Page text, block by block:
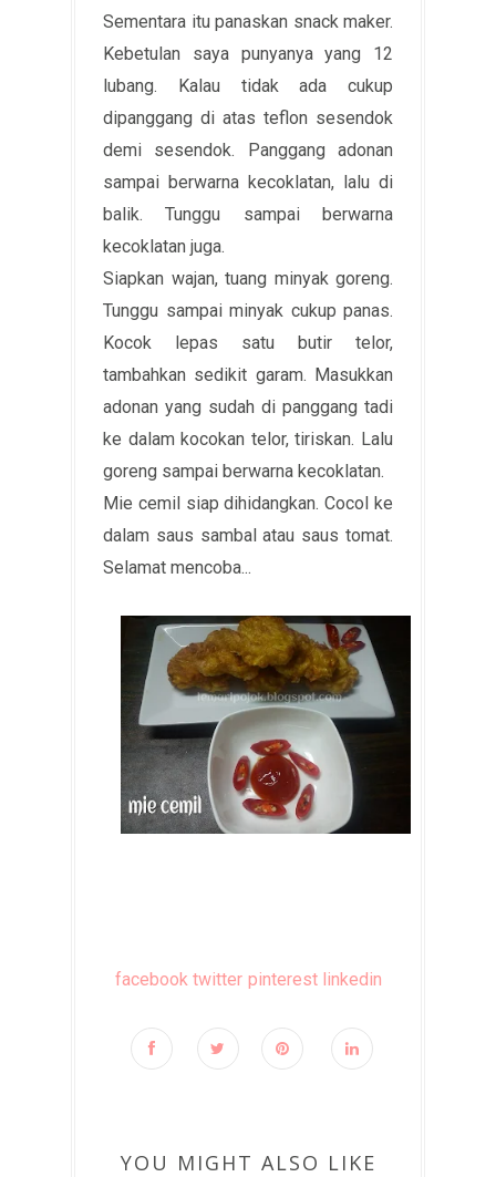
Sementara itu panaskan snack maker.
Kebetulan saya punyanya yang 12
lubang. Kalau tidak ada cukup
dipanggang di atas teflon sesendok
demi sesendok. Panggang adonan
sampai berwarna kecoklatan, lalu di
balik. Tunggu sampai berwarna
kecoklatan juga.
Siapkan wajan, tuang minyak goreng.
Tunggu sampai minyak cukup panas.
Kocok lepas satu butir telor,
tambahkan sedikit garam. Masukkan
adonan yang sudah di panggang tadi
ke dalam kocokan telor, tiriskan. Lalu
goreng sampai berwarna kecoklatan.
Mie cemil siap dihidangkan. Cocol ke
dalam saus sambal atau saus tomat.
Selamat mencoba...
facebook twitter pinterest linkedin
YOU MIGHT ALSO LIKE